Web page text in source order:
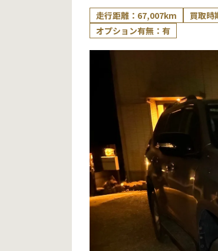
走行距離：67,007km
買取時
オプション有無：有